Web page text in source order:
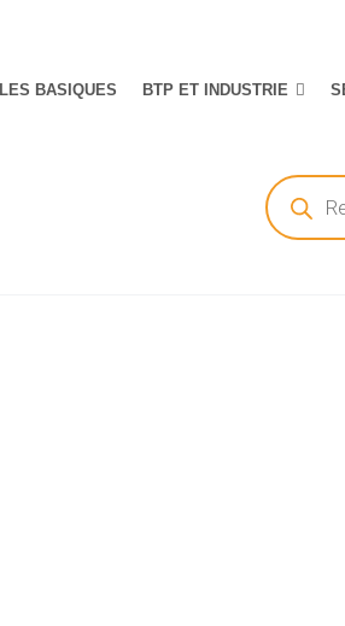
LES BASIQUES BTP ET INDUSTRIE
de
produits